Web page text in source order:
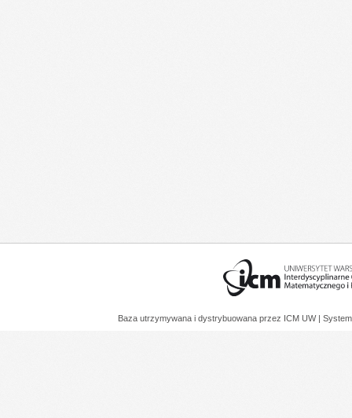
Baza utrzymywana i dystrybuowana przez ICM UW |